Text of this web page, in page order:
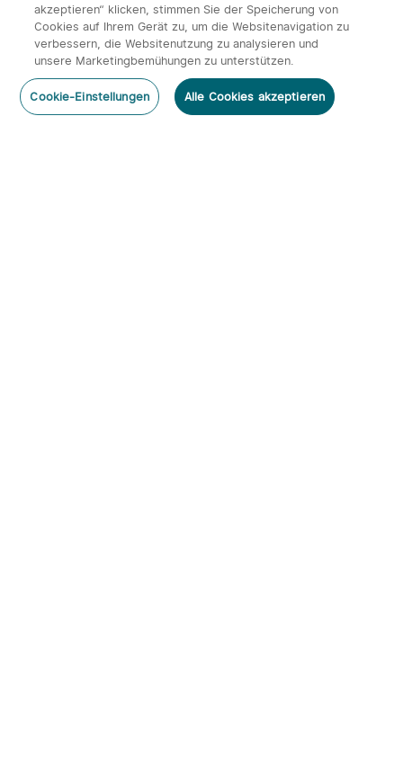
akzeptieren“ klicken, stimmen Sie der Speicherung von
Cookies auf Ihrem Gerät zu, um die Websitenavigation zu
verbessern, die Websitenutzung zu analysieren und
unsere Marketingbemühungen zu unterstützen.
Cookie-Einstellungen Alle Cookies akzeptieren